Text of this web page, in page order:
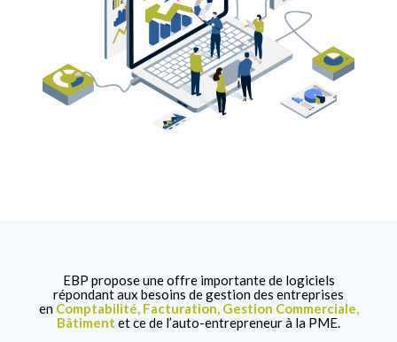
EBP propose une offre importante de logiciels
répondant aux besoins de gestion des entreprises
en Comptabilité, Facturation, Gestion Commerciale,
Bâtiment et ce de l’auto-entrepreneur à la PME.